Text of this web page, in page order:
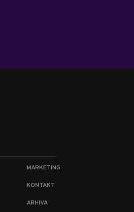
MARKETING
KONTAKT
ARHIVA